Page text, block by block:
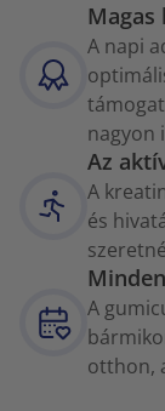
A napi
nagyon
Az
A
és
A
otthon,